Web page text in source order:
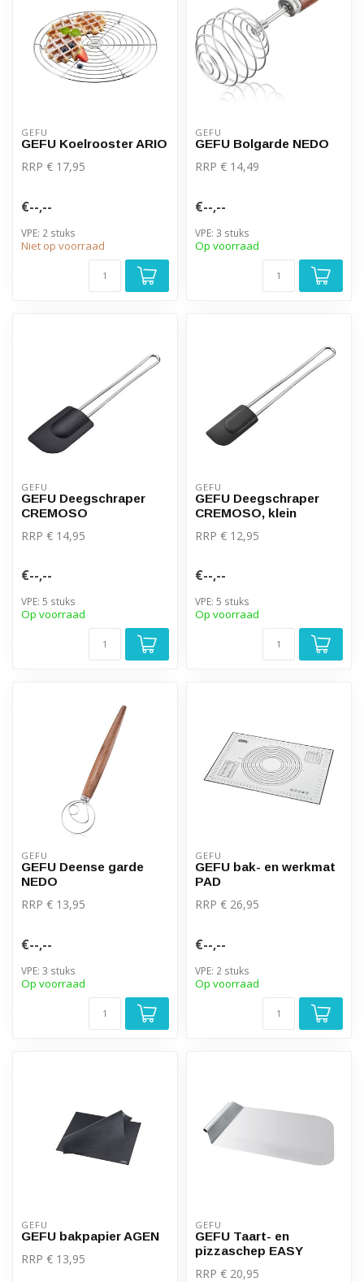
GEFU
GEFU Koelrooster ARIO
RRP € 17,95
€--,--
VPE: 2 stuks
Niet op voorraad
GEFU
GEFU Bolgarde NEDO
RRP € 14,49
€--,--
VPE: 3 stuks
Op voorraad
GEFU
GEFU Deegschraper
CREMOSO
RRP € 14,95
€--,--
VPE: 5 stuks
Op voorraad
GEFU
GEFU Deegschraper
CREMOSO, klein
RRP € 12,95
€--,--
VPE: 5 stuks
Op voorraad
GEFU
GEFU Deense garde
NEDO
RRP € 13,95
€--,--
VPE: 3 stuks
Op voorraad
GEFU
GEFU bak- en werkmat
PAD
RRP € 26,95
€--,--
VPE: 2 stuks
Op voorraad
GEFU
GEFU bakpapier AGEN
RRP € 13,95
GEFU
GEFU Taart- en
pizzaschep EASY
RRP € 20,95